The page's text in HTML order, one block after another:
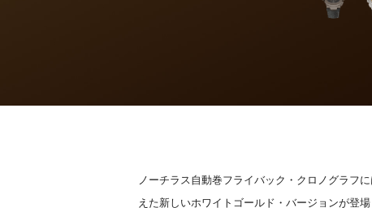
ノーチラス自動巻フライバック・クロノグラフ
えた新しいホワイトゴールド・バージョンが登